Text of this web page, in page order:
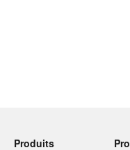
Produits
Pro